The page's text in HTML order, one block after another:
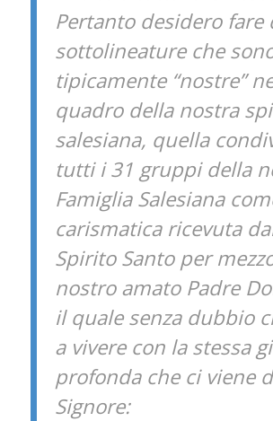
Pertanto desidero fare
sottolineature che
tipicamente “nostre”
quadro della nostra
salesiana, quella
tutti i 31 gruppi della
Famiglia Salesiana
carismatica ricevuta
Spirito Santo per
nostro amato Padre
il quale senza dubbio
a vivere con la stessa
profonda che ci viene
Signore: